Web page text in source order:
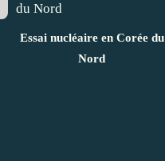
Essai nucléaire en Corée du
Nord